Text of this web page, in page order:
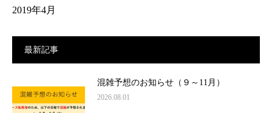
2019年4月
最新記事
混雑予想のお知らせ（９～11月）
2026.08.01